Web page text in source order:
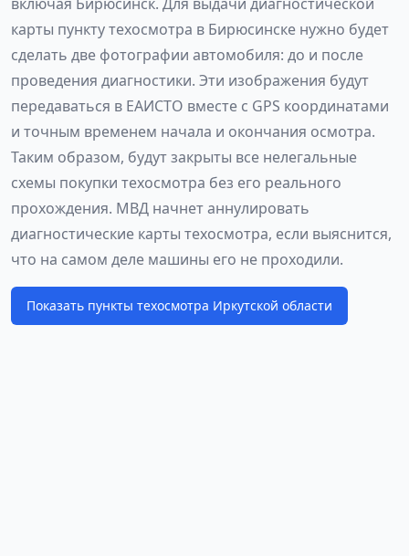
карты пункту техосмотра в Бирюсинске нужно будет
сделать две фотографии автомобиля: до и после
проведения диагностики. Эти изображения будут
передаваться в ЕАИСТО вместе с GPS координатами
и точным временем начала и окончания осмотра.
Таким образом, будут закрыты все нелегальные
схемы покупки техосмотра без его реального
прохождения. МВД начнет аннулировать
диагностические карты техосмотра, если выяснится,
что на самом деле машины его не проходили.
Показать пункты техосмотра Иркутской области